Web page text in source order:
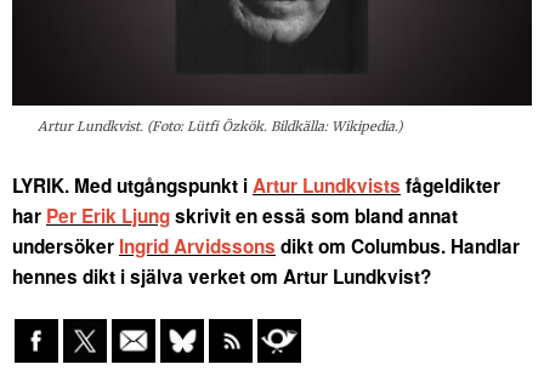
Artur Lundkvist. (Foto: Lütfi Özkök. Bildkälla: Wikipedia.)
LYRIK. Med utgångspunkt iArtur Lundkvists fågeldikter
har Per Erik Ljungskrivit en essä som bland annat
undersöker Ingrid Arvidssons dikt om Columbus. Handlar
hennes dikt i själva verket om Artur Lundkvist?